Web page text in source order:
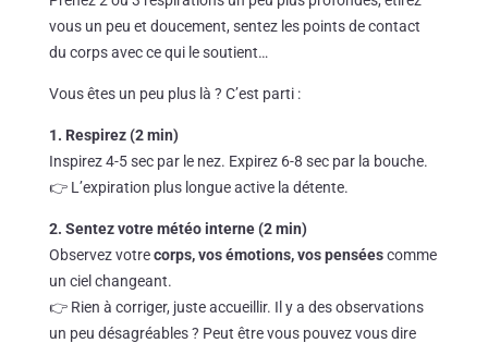
vous un peu et doucement, sentez les points de contact
du corps avec ce qui le soutient…
Vous êtes un peu plus là ? C’est parti :
1. Respirez (2 min)
Inspirez 4-5 sec par le nez. Expirez 6-8 sec par la bouche.
👉 L’expiration plus longue active la détente.
2. Sentez votre météo interne (2 min)
Observez votrecorps, vos émotions, vos penséescomme
un ciel changeant.
👉 Rien à corriger, juste accueillir. Il y a des observations
un peu désagréables ? Peut être vous pouvez vous dire